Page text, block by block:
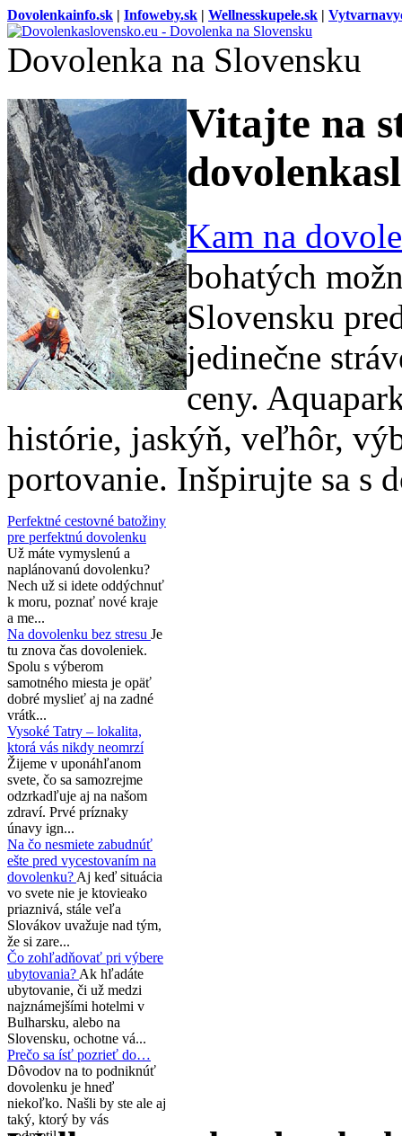
Dovolenkainfo.sk | Infoweby.sk | Wellnesskupele.sk |
Dovolenka na Slovensku
Vitajte na
Kam na
bohatých
Slovensku
jedinečne
ceny.
histórie, jaskýň, veľhôr,
portovanie. Inšpirujte sa s
Perfektné cestovné batožiny
pre perfektnú dovolenku
Už máte vymyslenú a
naplánovanú dovolenku?
Nech už si idete oddýchnuť
k moru, poznať nové kraje
a me...
Na dovolenku bez stresu Je
tu znova čas dovoleniek.
Spolu s výberom
samotného miesta je opäť
dobré myslieť aj na zadné
vrátk...
Vysoké Tatry – lokalita,
ktorá vás nikdy neomrzí
Žijeme v uponáhľanom
svete, čo sa samozrejme
odzrkadľuje aj na našom
zdraví. Prvé príznaky
únavy ign...
Na čo nesmiete zabudnúť
ešte pred vycestovaním na
dovolenku? Aj keď situácia
vo svete nie je ktovieako
priaznivá, stále veľa
Slovákov uvažuje nad tým,
že si zare...
Čo zohľadňovať pri výbere
ubytovania? Ak hľadáte
ubytovanie, či už medzi
najznámejšími hotelmi v
Bulharsku, alebo na
Slovensku, ochotne vá...
Prečo sa ísť pozrieť do…
Dôvodov na to podniknúť
dovolenku je hneď
niekoľko. Našli by ste ale aj
taký, ktorý by vás